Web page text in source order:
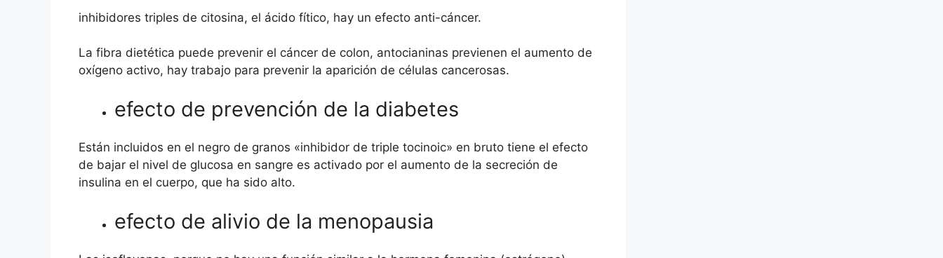
inhibidores triples de citosina, el ácido fítico, hay un efecto anti-cáncer.
La fibra dietética puede prevenir el cáncer de colon, antocianinas previenen el aumento de
oxígeno activo, hay trabajo para prevenir la aparición de células cancerosas.
efecto de prevención de la diabetes
Están incluidos en el negro de granos «inhibidor de triple tocinoic» en bruto tiene el efecto
de bajar el nivel de glucosa en sangre es activado por el aumento de la secreción de
insulina en el cuerpo, que ha sido alto.
efecto de alivio de la menopausia